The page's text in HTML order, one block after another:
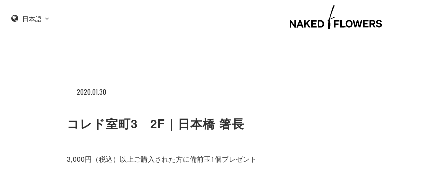
日本語
2020.01.30
コレド室町3 2F｜日本橋 箸長
3,000円（税込）以上ご購入された方に備前玉1個プレゼント